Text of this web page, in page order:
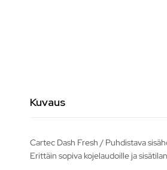
Kuvaus
Cartec Dash Fresh / Puhdistava
Erittäin sopiva kojelaudoille ja